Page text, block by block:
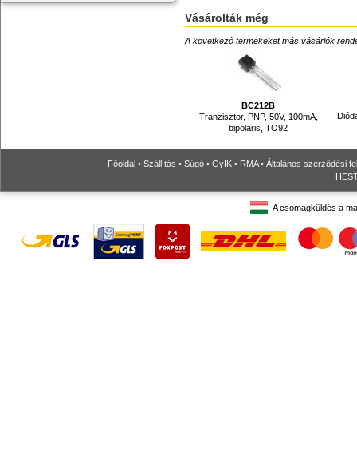
Vásárolták még
A következő termékeket más vásárlók
BC212B
Tranzisztor, PNP, 50V, 100mA,
bipoláris, TO92
Főoldal • Szállítás • Súgó • GyIK • RMA• Általános szerződési
A csomagküldés a